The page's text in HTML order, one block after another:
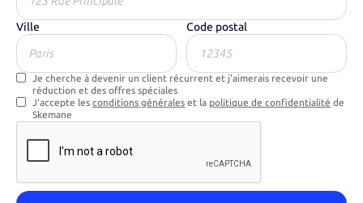
Ville Code postal
Je cherche à devenir un client récurrent et j'aimerais recevoir une
réduction et des offres spéciales
J'accepte lesconditions générales et la politique de confidentialité de
Skemane